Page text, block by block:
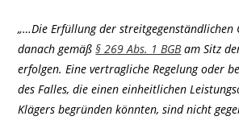
„…Die Erfüllung der streitgegenständlichen
danach gemäß§ 269 Abs. 1 BGBam Sitz
erfolgen. Eine vertragliche Regelung oder
des Falles, die einen einheitlichen
Klägers begründen könnten, sind nicht